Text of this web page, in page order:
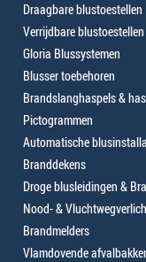
Draagbare blustoestellen
Verrijdbare blustoestellen
Gloria Blussystemen
Blusser toebehoren
Brandslanghaspels &
Pictogrammen
Automatische
Branddekens
Droge blusleidingen &
Nood- &
Brandmelders
Vlamdovende